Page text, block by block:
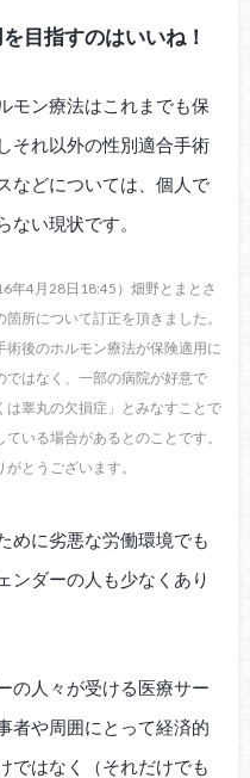
目指すのはいいね！
モン療法はこれまでも保
それ以外の性別適合手術
などについては、個人で
い現状です。
年4月28日18:45）畑野とまとさ
箇所について訂正を頂きました。
術後のホルモン療法が保険適用に
ではなく、一部の病院が好意で
は睾丸の欠損症」とみなすことで
ている場合があるとのことです。
がとうございます。
めに劣悪な労働環境でも
ンダーの人も少なくあり
の人々が受ける医療サー
者や周囲にとって経済的
ではなく（それだけでも